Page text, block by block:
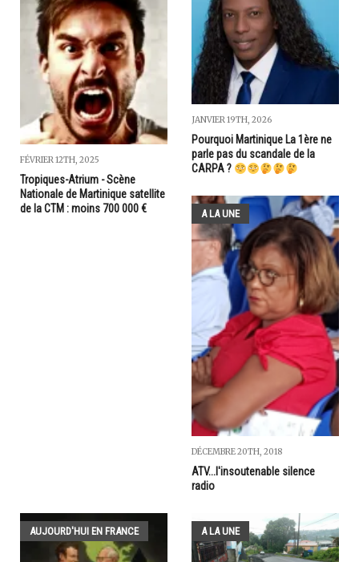
FÉVRIER 12TH, 2025
Tropiques-Atrium - Scène
Nationale de Martinique satellite
de la CTM : moins 700 000 €
JANVIER 19TH, 2026
Pourquoi Martinique La 1ère ne
parle pas du scandale de la
CARPA ?
A LA UNE
DÉCEMBRE 20TH, 2018
ATV...l'insoutenable silence
radio
AUJOURD'HUI EN FRANCE A LA UNE